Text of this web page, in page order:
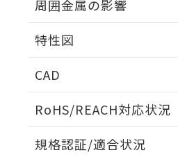
周囲金属の影響
特性図
CAD
RoHS/REACH対応状況
規格認証/適合状況